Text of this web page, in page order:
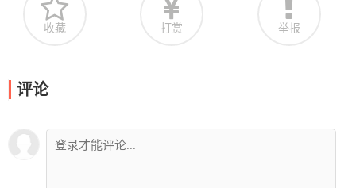
收藏 打赏 举报
评论